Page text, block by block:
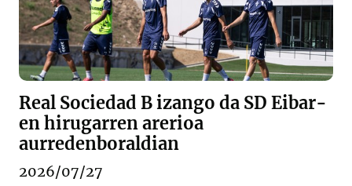
Real Sociedad B izango da SD Eibar-
en hirugarren arerioa
aurredenboraldian
2026/07/27